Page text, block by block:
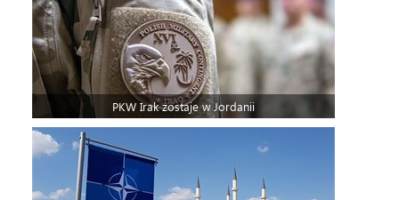
PKW Irak zostaje w Jordanii